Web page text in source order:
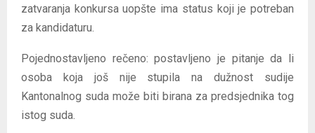
zatvaranja konkursa uopšte ima status koji je potreban
za kandidaturu.
Pojednostavljeno rečeno: postavljeno je pitanje da li
osoba koja još nije stupila na dužnost sudije
Kantonalnog suda može biti birana za predsjednika tog
istog suda.